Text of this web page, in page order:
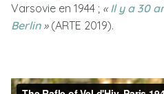
Varsovie en 1944 ; « Il y a 30
Berlin»(ARTE 2019).